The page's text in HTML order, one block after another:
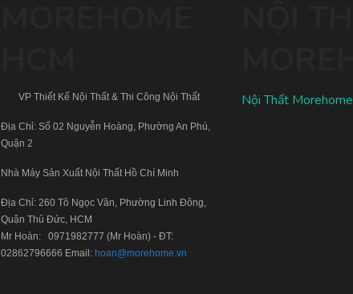
VP Thiết Kế Nội Thất & Thi Công Nội Thất
Địa Chỉ: Số 02 Nguyễn Hoàng, Phường An Phú,
Quận 2
Nhà Máy Sản Xuất Nội Thất Hồ Chí Minh
Địa Chỉ: 260 Tô Ngọc Vân, Phường Linh Đông,
Quận Thủ Đức, HCM
Mr Hoàn: 0971982777 (Mr Hoàn) - ĐT:
02862796666 Email: hoan@morehome.vn
Nội Thất Morehome